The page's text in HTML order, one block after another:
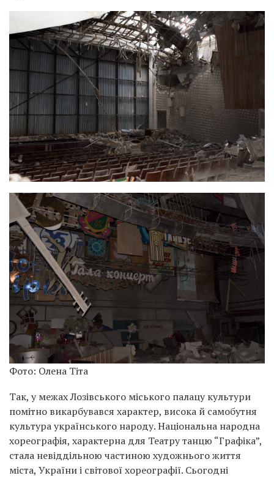
Фото: Олена Тіта
Так, у межах Лозівського міського палацу культури
помітно викарбувався характер, висока й самобутня
культура українського народу. Національна народна
хореографія, характерна для Театру танцю “Графіка”,
стала невіддільною частиною художнього життя
міста, України і світової хореографії. Сьогодні